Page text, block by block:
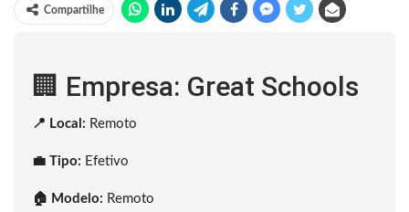
Compartilhe
🏢 Empresa: Great Schools
📍 Local: Remoto
💼 Tipo: Efetivo
🏠 Modelo: Remoto